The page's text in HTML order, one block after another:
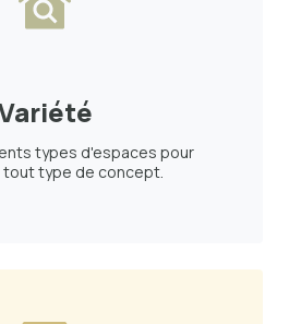
types d'espaces pour
tout type de concept.